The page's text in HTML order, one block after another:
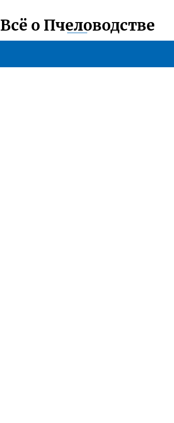
Всё о Пчеловодстве